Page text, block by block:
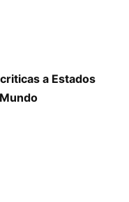
a Estados